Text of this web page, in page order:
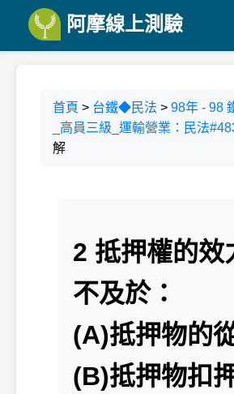
阿摩線上測驗
首頁 > 台鐵◆民法 > 98年 - 98
_高員三級_運輸營業：民法
解
2 抵押權的效
不及於：
(A)抵押物的
(B)抵押物扣